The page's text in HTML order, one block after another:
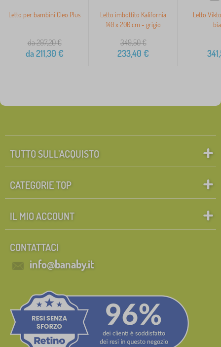
Letto per bambini Cleo Plus
da 297,20€
da211,30 €
Letto imbottito Kalifornia
140 x 200 cm - grigio
349,50€
233,40 €
Letto
TUTTO SULL’ACQUISTO
CATEGORIE TOP
IL MIO ACCOUNT
CONTATTACI
info@banaby.it